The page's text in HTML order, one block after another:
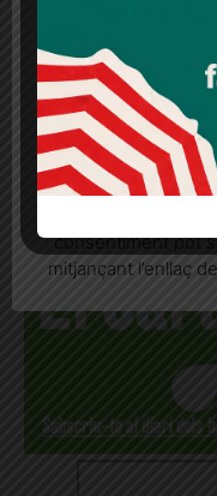
REP
lloc web. Si cliques
Més informació
Quan l’usuari crea
seu consentiment
consentiment pot
mitjançant l’enllaç